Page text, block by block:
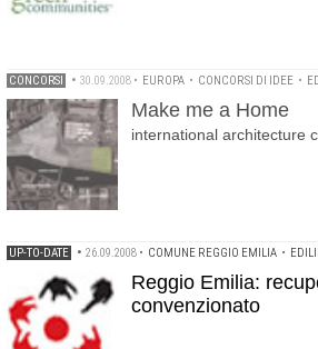
CONCORSI • 30.09.2008 • EUROPA • CONCORSI DI IDEE •
Make me a Home
international architecture
UP-TO-DATE • 26.09.2008 • COMUNE REGGIO EMILIA •
Reggio Emilia:
convenzionato